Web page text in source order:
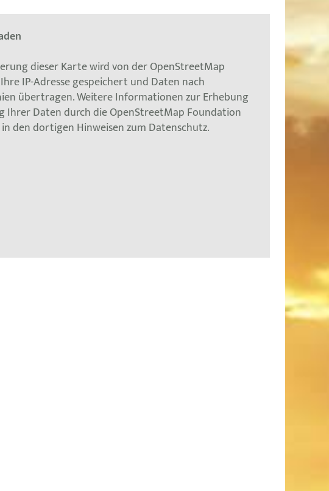
dieser Karte wird von der OpenStreetMap
IP-Adresse gespeichert und Daten nach
übertragen. Weitere Informationen zur Erhebung
Ihrer Daten durch die OpenStreetMap Foundation
den dortigen Hinweisen zum Datenschutz.